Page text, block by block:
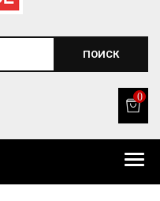
ПОИСК
0